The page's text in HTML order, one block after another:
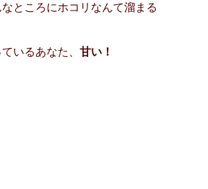
ところにホコリなんて溜まる
いるあなた、 甘い！